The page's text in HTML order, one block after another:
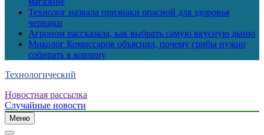
Технолог назвала признаки опасной для здоровья
черники
Агроном рассказала, как выбрать самую вкусную дыню
Миколог Комиссаров объяснил, почему грибы нужно
собирать в корзину
Технологический
Новостная рассылка
Случайные новости
Меню